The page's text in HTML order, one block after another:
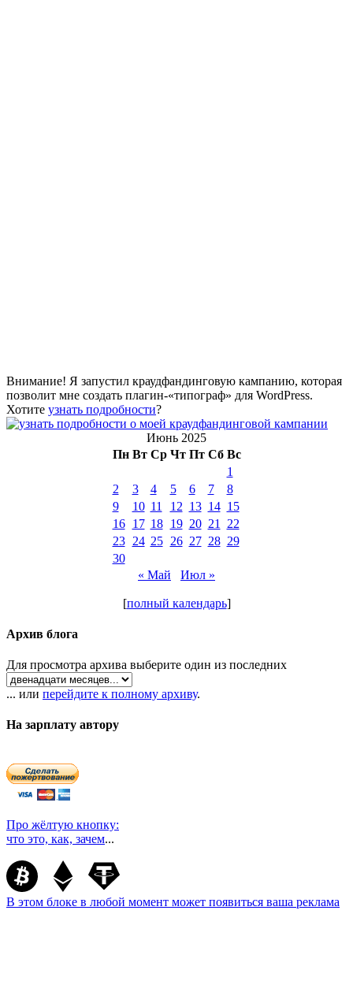
Внимание! Я запустил краудфандинговую кампанию, которая
позволит мне создать плагин-«типограф» для WordPress.
Хотите узнать подробности?
Июнь 2025
Пн Вт Ср Чт Пт Сб Вс
1
2
3 4 5 6 7
8
9
10 11 12 13 14 15
16
17 18 19 20 21
22
23
24 25 26 27 28 29
30
« Май
Июл »
[полный календарь]
Архив блога
Для просмотра архива выберите один из последних
... или перейдите к полному архиву.
На зарплату автору
Про жёлтую кнопку:
что это, как, зачем...
В этом блоке в любой момент может появиться ваша реклама